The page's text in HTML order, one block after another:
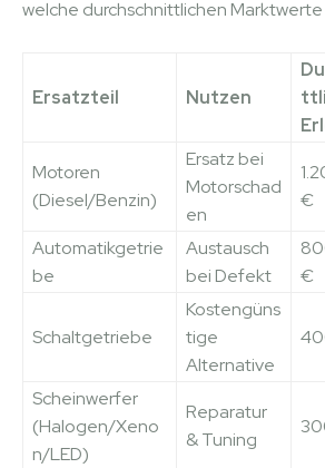
welche durchschnittlichen
Ersatzteil Nutzen
Motoren
(Diesel/Benzin)
Ersatz bei
Motorschad
en
€
Automatikgetrie
be
Austausch
bei Defekt
€
Schaltgetriebe
Kostengüns
tige
Alternative
Scheinwerfer
(Halogen/Xeno
n/LED)
Reparatur
& Tuning